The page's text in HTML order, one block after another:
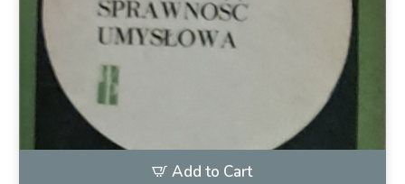
Add to Cart